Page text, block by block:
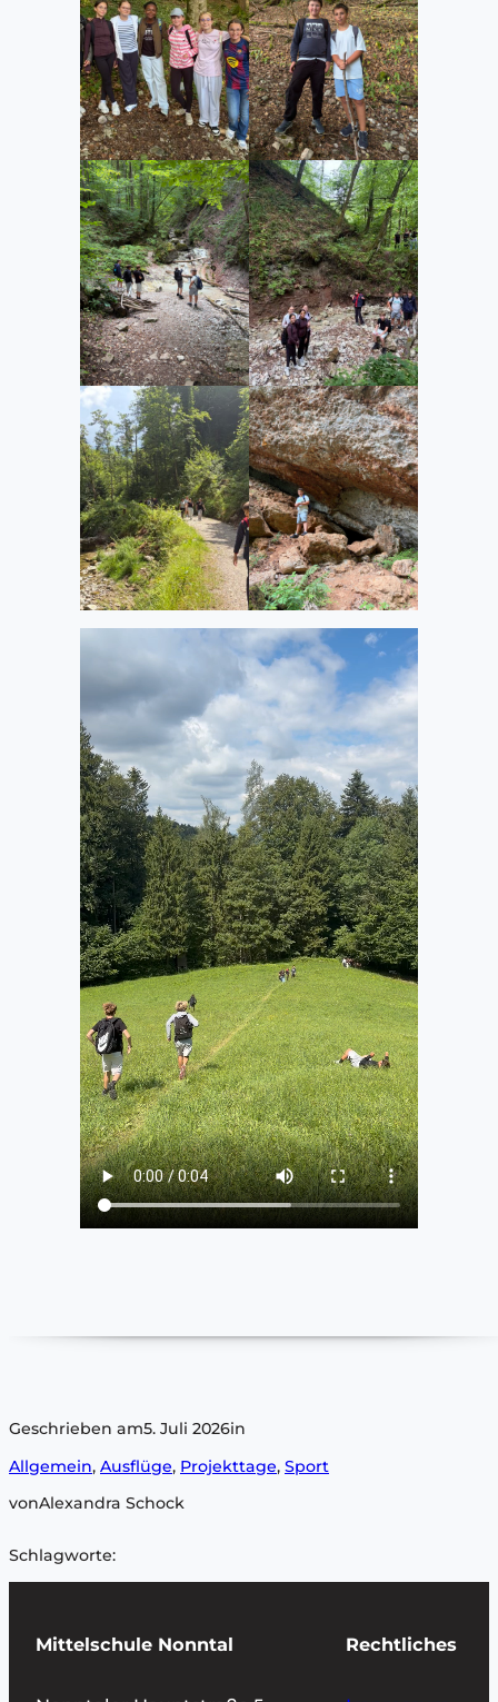
Geschrieben am5. Juli 2026in
Allgemein, Ausflüge, Projekttage, Sport
vonAlexandra Schock
Schlagworte:
Mittelschule Nonntal Rechtliches